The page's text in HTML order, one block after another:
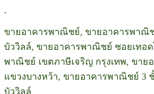
.
ขายอาคารพาณิชย์, ขายอาคารพาณิ
บัววิลล์, ขายอาคารพาณิชย์ ซอยเทอด
พาณิชย์ เขตภาษีเจริญ กรุงเทพ, ขาย
แขวงบางหว้า, ขายอาคารพาณิชย์ 3
บัววิลล์